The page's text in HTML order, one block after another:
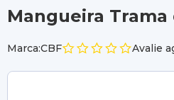
Mangueira Trama
Marca:CBF Avalie